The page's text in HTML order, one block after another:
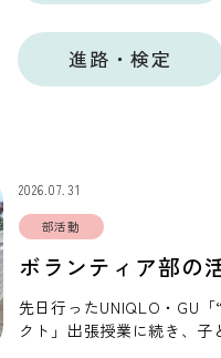
進路・検定
2026.07.31
部活動
ボランティア部の
先日行ったUNIQLO・GU
クト」出張授業に続き、